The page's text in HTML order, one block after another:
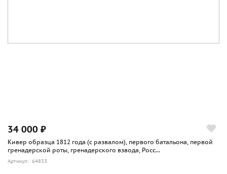
34 000 ₽
Кивер образца 1812 года (с развалом), первого батальона, первой
гренадерской роты, гренадерского взвода, Росс...
Артикул: 64833